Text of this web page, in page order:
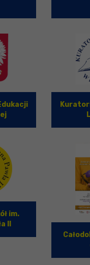
im.
II